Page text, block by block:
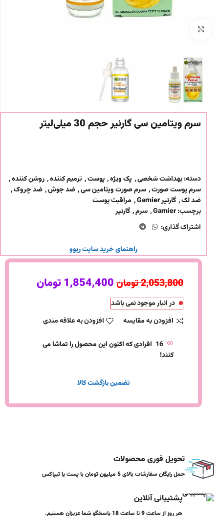
سرم ویتامین سی گارنیر حجم 30 میلی‌لیتر
دسته:بهداشت شخصی, پک ویژه, پوست, ترمیم کننده, روشن کننده,
سرم پوست صورت, سرم صورت ویتامین سی, ضد جوش, ضد چروک,
ضد لک, گارنیر Garnier , مراقبت پوست
برچسب:Garnier
, سرم, گارنیر
اشتراک گذاری:
راهنمای خرید سایت ریوو
2,053,800تومان 1,854,400تومان
در انبار موجود نمی باشد
افزودن به مقایسه
افزودن به علاقه مندی
16 افرادی که اکنون این محصول را تماشا می
کنند!
تضمین بازگشت کالا
تحویل فوری محصولات
حمل رایگان سفارشات بالای 5 میلیون تومان با پست یا تیپاکس
پشتیبانی آنلاین
هر روز از ساعت 9 تا ساعت 18 پاسخگو شما عزیزان هستیم.